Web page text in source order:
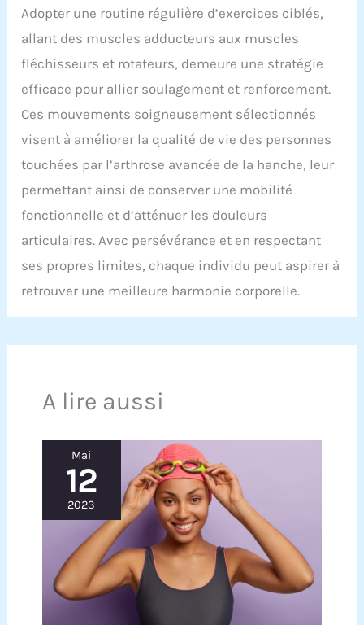
Adopter une routine régulière d’exercices ciblés,
allant des muscles adducteurs aux muscles
fléchisseurs et rotateurs, demeure une stratégie
efficace pour allier soulagement et renforcement.
Ces mouvements soigneusement sélectionnés
visent à améliorer la qualité de vie des personnes
touchées par l’arthrose avancée de la hanche, leur
permettant ainsi de conserver une mobilité
fonctionnelle et d’atténuer les douleurs
articulaires. Avec persévérance et en respectant
ses propres limites, chaque individu peut aspirer à
retrouver une meilleure harmonie corporelle.
A lire aussi
Mai
12
2023